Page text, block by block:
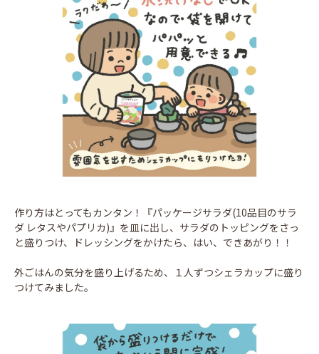
作り方はとってもカンタン！『パッケージサラダ(10品目のサラ
ダ レタスやパプリカ)』を皿に出し、サラダのトッピングをさっ
と盛りつけ、ドレッシングをかけたら、はい、できあがり！！
外ごはんの気分を盛り上げるため、１人ずつシェラカップに盛り
つけてみました。